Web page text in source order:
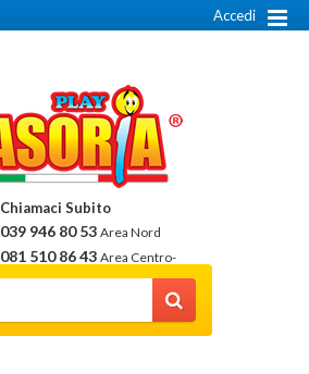
Accedi
Chiamaci Subito
039 946 80 53 Area Nord
081 510 86 43 Area Centro-
Sud